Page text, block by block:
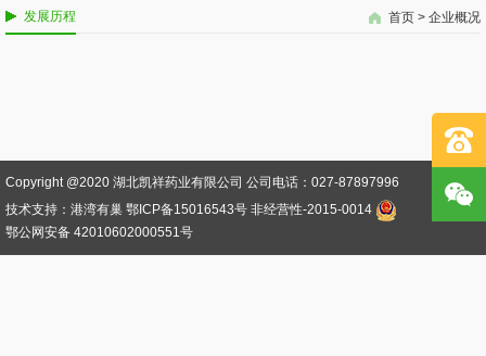
首页 > 企业概况
发展历程
Copyright @2020 湖北凯祥药业有限公司 公司电话：027-87897996
技术支持：港湾有巢 鄂ICP备15016543号 非经营性-2015-0014
鄂公网安备 42010602000551号